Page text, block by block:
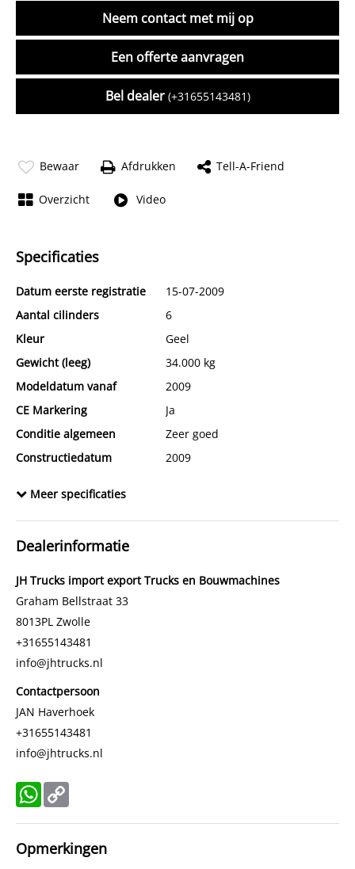
Neem contact met mij op
Een offerte aanvragen
Bel dealer (+31655143481)
Bewaar Afdrukken Tell-A-Friend
Overzicht Video
Specificaties
Datum eerste registratie
15-07-2009
Aantal cilinders
6
Kleur
Geel
Gewicht (leeg)
34.000 kg
Modeldatum vanaf
2009
CE Markering
Ja
Conditie algemeen
Zeer goed
Constructiedatum
2009
Chassisnummer
Meer specificaties
Dealerinformatie
JH Trucks import export Trucks en Bouwmachines
Graham Bellstraat 33
8013PL Zwolle
+31655143481
info@jhtrucks.nl
Contactpersoon
JAN Haverhoek
+31655143481
info@jhtrucks.nl
WhatsApp
Link
Opmerkingen